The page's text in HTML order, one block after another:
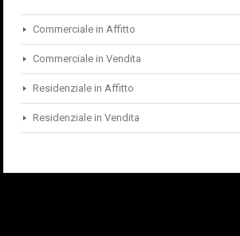
Commerciale in Affitto
Commerciale in Vendita
Residenziale in Affitto
Residenziale in Vendita